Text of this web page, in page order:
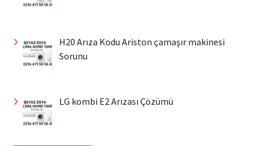
H20 Arıza Kodu Ariston çamaşır makinesi
Sorunu
LG kombi E2 Arızası Çözümü